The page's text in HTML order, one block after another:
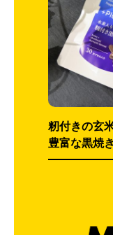
籾付きの玄
豊富な黒焼